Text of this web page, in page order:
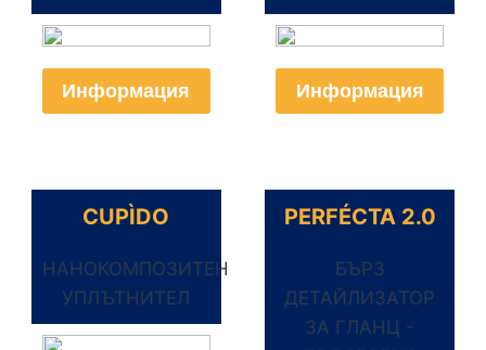
Информация Информация
CUPÌDO
НАНОКОМПОЗИТЕН
УПЛЪТНИТЕЛ
PERFÉCTA 2.0
БЪРЗ
ДЕТАЙЛИЗАТОР
ЗА ГЛАНЦ -